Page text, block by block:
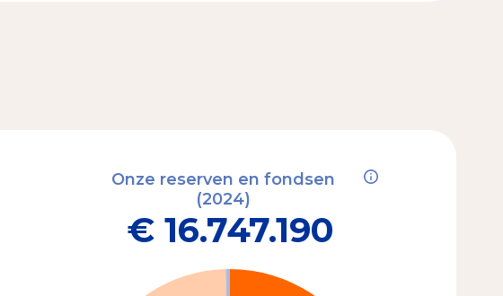
Onze reserven en fondsen
(2024)
€ 16.747.190